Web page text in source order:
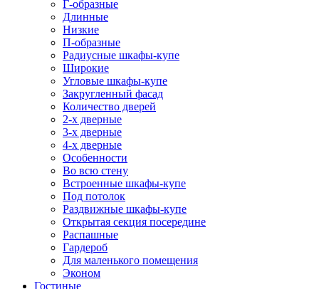
Г-образные
Длинные
Низкие
П-образные
Радиусные шкафы-купе
Широкие
Угловые шкафы-купе
Закругленный фасад
Количество дверей
2-х дверные
3-х дверные
4-х дверные
Особенности
Во всю стену
Встроенные шкафы-купе
Под потолок
Раздвижные шкафы-купе
Открытая секция посередине
Распашные
Гардероб
Для маленького помещения
Эконом
Гостиные